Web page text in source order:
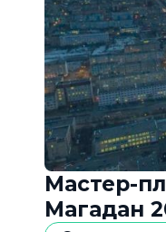
Мастер-
Магадан